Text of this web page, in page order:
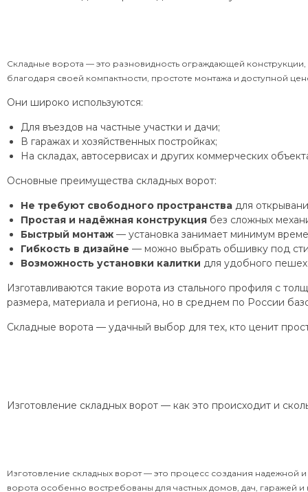
Складные ворота — это разновидность ограждающей
благодаря своей компактности, простоте монтажа и доступной
Они широко используются:
Для въездов на частные участки и дачи;
В гаражах и хозяйственных постройках;
На складах, автосервисах и других коммерческих
Основные преимущества складных ворот:
Не требуют свободного пространства для
Простая и надёжная конструкция без сложных
Быстрый монтаж — установка занимает минимум
Гибкость в дизайне — можно выбрать обшивку под
Возможность установки калитки для удобного
Изготавливаются такие ворота из стального профиля с
размера, материала и региона, но в среднем по России
Складные ворота — удачный выбор для тех, кто ценит
Изготовление складных ворот — как это происходит и
Изготовление складных ворот — это процесс создания надежной
ворота особенно востребованы для частных домов, дач, гаражей